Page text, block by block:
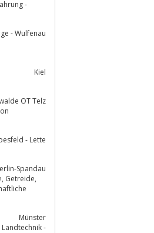
-
- Wulfenau
Kiel
OT Telz
- Lette
Spandau
Münster
-